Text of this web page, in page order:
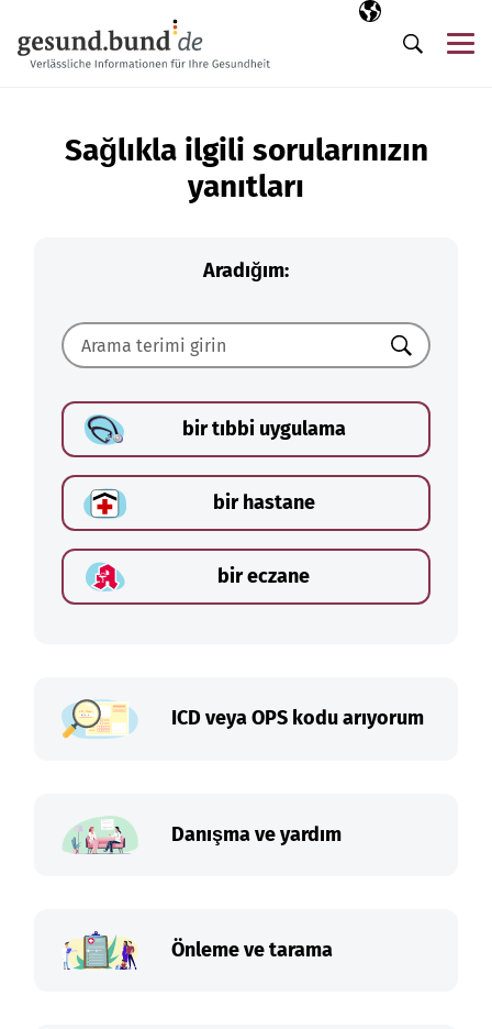
Seçili dil
TR
Arama
Sağlıkla ilgili sorularınızın
yanıtları
Aradığım:
Ara
bir tıbbi uygulama
bir hastane
bir eczane
ICD veya OPS kodu arıyorum
Danışma ve yardım
Önleme ve tarama